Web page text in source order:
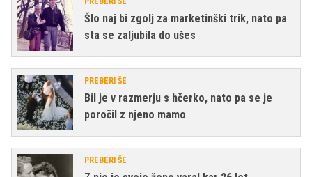
Šlo naj bi zgolj za marketinški trik, nato pa
sta se zaljubila do ušes
PREBERI ŠE
Bil je v razmerju s hčerko, nato pa se je
poročil z njeno mamo
PREBERI ŠE